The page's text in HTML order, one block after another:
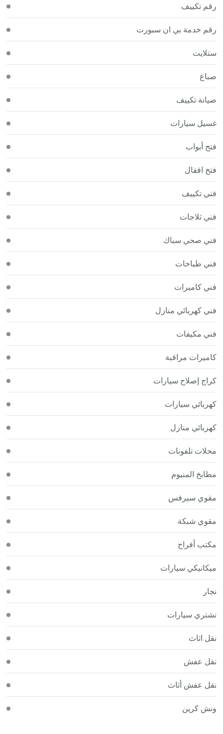
رقم تكييف
رقم خدمة بي ان سبورت
ستلايت
صباغ
صيانة تكييف
غسيل سيارات
فتح أبواب
فتخ اقفال
فني تكييف
فني ثلاجات
فني صحي سباك
فني طباخات
فني كاميرات
فني كهربائي منازل
فني مكيفات
كاميرات مراقبة
كراج إصلاح سيارات
كهربائي سيارات
كهربائي منازل
محلات تلفونات
مطابخ المنيوم
مقوي سيرفس
مقوي شبكة
مكتب أفراح
ميكانيكي سيارات
نجار
نشتري سيارات
نقل اثاث
نقل عفش
نقل عفش أثاث
ونش كرين